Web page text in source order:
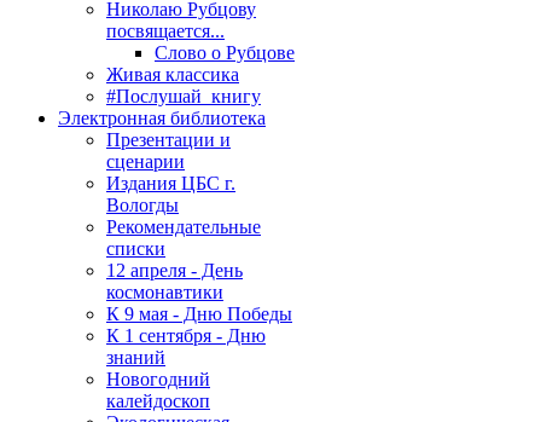
Николаю Рубцову
посвящается...
Слово о Рубцове
Живая классика
#Послушай_книгу
Электронная библиотека
Презентации и
сценарии
Издания ЦБС г.
Вологды
Рекомендательные
списки
12 апреля - День
космонавтики
К 9 мая - Дню Победы
К 1 сентября - Дню
знаний
Новогодний
калейдоскоп